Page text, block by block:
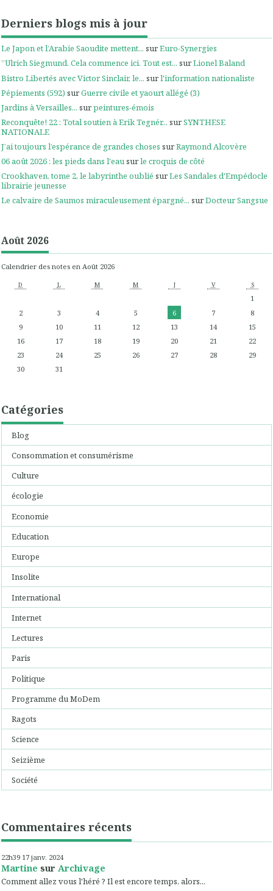
Derniers blogs mis à jour
Le Japon et l’Arabie Saoudite mettent... surEuro-Synergies
”Ulrich Siegmund. Cela commence ici. Tout est... surLionel Baland
Bistro Libertés avec Victor Sinclair, le... surl'information nationaliste
Pépiements (592) surGuerre civile et yaourt allégé (3)
Jardins à Versailles... surpeintures-émois
Reconquête! 22 : Total soutien à Erik Tegnér... surSYNTHESE
NATIONALE
J’ai toujours l’espérance de grandes choses surRaymond Alcovère
06 août 2026 : les pieds dans l'eausurle croquis de côté
Crookhaven, tome 2, le labyrinthe oublié surLes Sandales d'Empédocle
librairie jeunesse
Le calvaire de Saumos miraculeusement épargné... surDocteur Sangsue
Août 2026
Calendrier des notes en Août 2026
D L M M J V S
1
2
3 4 5 6 7
8
9
10 11 12 13 14
15
16
17 18 19 20 21
22
23
24 25 26 27 28
29
30
31
Catégories
Blog
Consommation et consumérisme
Culture
écologie
Economie
Education
Europe
Insolite
International
Internet
Lectures
Paris
Politique
Programme du MoDem
Ragots
Science
Seizième
Société
Commentaires récents
22h39 17 janv. 2024
Martine sur Archivage
Comment allez vous l'héré ? Il est encore temps, alors...